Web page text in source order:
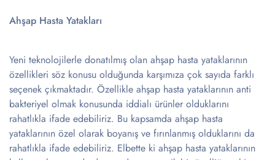
Ahşap Hasta Yatakları
Yeni teknolojilerle donatılmış olan ahşap hasta yataklarının
özellikleri söz konusu olduğunda karşımıza çok sayıda farklı
seçenek çıkmaktadır. Özellikle ahşap hasta yataklarının anti
bakteriyel olmak konusunda iddialı ürünler olduklarını
rahatlıkla ifade edebiliriz. Bu kapsamda ahşap hasta
yataklarının özel olarak boyanış ve fırınlanmış olduklarını da
rahatlıkla ifade edebiliriz. Elbette ki ahşap hasta yataklarının